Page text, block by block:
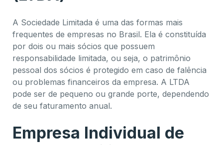
A Sociedade Limitada é uma das formas mais
frequentes de empresas no Brasil. Ela é constituída
por dois ou mais sócios que possuem
responsabilidade limitada, ou seja, o patrimônio
pessoal dos sócios é protegido em caso de falência
ou problemas financeiros da empresa. A LTDA
pode ser de pequeno ou grande porte, dependendo
de seu faturamento anual.
Empresa Individual de